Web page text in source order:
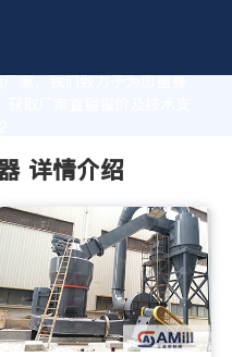
家，我们致力于为您量身
取厂家直销报价及技术支
详情介绍